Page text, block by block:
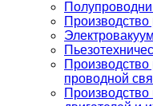
Производство
проводной
Производство